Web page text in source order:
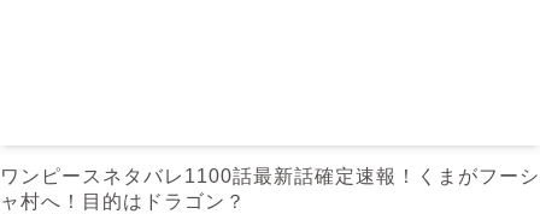
ワンピースネタバレ1100話最新話確定速報！くまがフーシ
ャ村へ！目的はドラゴン？